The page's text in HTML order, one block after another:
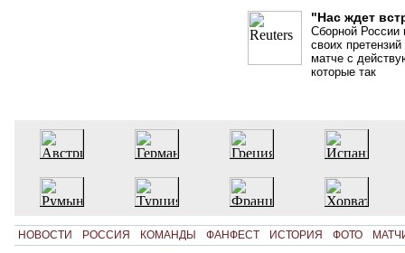
"Нас ждет
Сборной России
своих
матче с
которые так
НОВОСТИ РОССИЯ КОМАНДЫ ФАНФЕСТ ИСТОРИЯ ФОТО